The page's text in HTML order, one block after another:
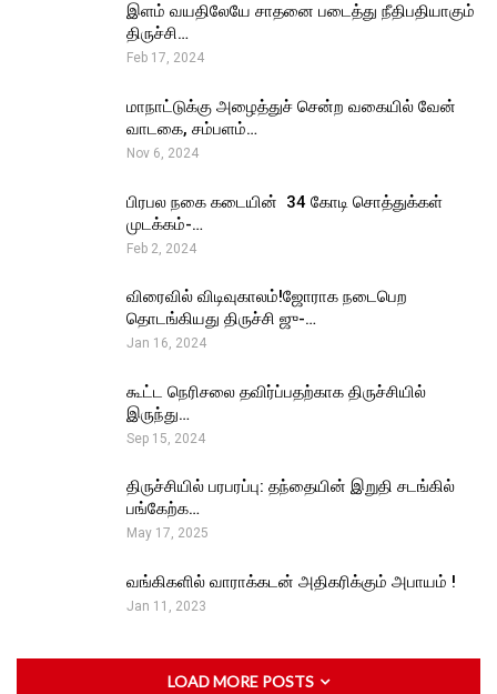
இளம் வயதிலேயே சாதனை படைத்து நீதிபதியாகும்
திருச்சி…
Feb 17, 2024
மாநாட்டுக்கு அழைத்துச் சென்ற வகையில் வேன்
வாடகை, சம்பளம்…
Nov 6, 2024
பிரபல நகை கடையின் ₹ 34 கோடி சொத்துக்கள்
முடக்கம்-…
Feb 2, 2024
விரைவில் விடிவுகாலம்!ஜோராக நடைபெற
தொடங்கியது திருச்சி ஜு-…
Jan 16, 2024
கூட்ட நெரிசலை தவிர்ப்பதற்காக திருச்சியில்
இருந்து…
Sep 15, 2024
திருச்சியில் பரபரப்பு: தந்தையின் இறுதி சடங்கில்
பங்கேற்க…
May 17, 2025
வங்கிகளில் வாராக்கடன் அதிகரிக்கும் அபாயம் !
Jan 11, 2023
LOAD MORE POSTS